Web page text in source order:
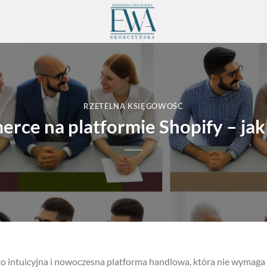
RZETELNA KSIĘGOWOŚĆ
na platformie Shopify – jak
intuicyjna i nowoczesna platforma handlowa, która nie wymaga